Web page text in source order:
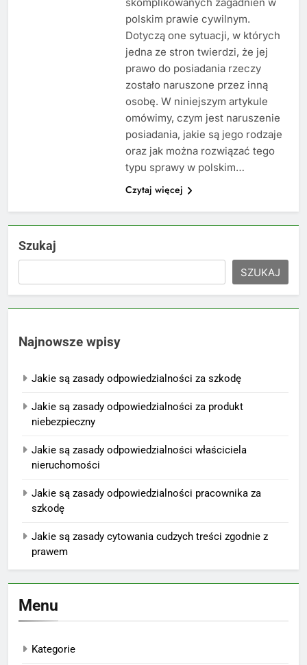
polskim prawie cywilnym.
Dotyczą one sytuacji, w których
jedna ze stron twierdzi, że jej
prawo do posiadania rzeczy
zostało naruszone przez inną
osobę. W niniejszym artykule
omówimy, czym jest naruszenie
posiadania, jakie są jego rodzaje
oraz jak można rozwiązać tego
typu sprawy w polskim…
Czytaj więcej
Szukaj
SZUKAJ
Najnowsze wpisy
Jakie są zasady odpowiedzialności za szkodę
Jakie są zasady odpowiedzialności za produkt
niebezpieczny
Jakie są zasady odpowiedzialności właściciela
nieruchomości
Jakie są zasady odpowiedzialności pracownika za
szkodę
Jakie są zasady cytowania cudzych treści zgodnie z
prawem
Menu
Kategorie